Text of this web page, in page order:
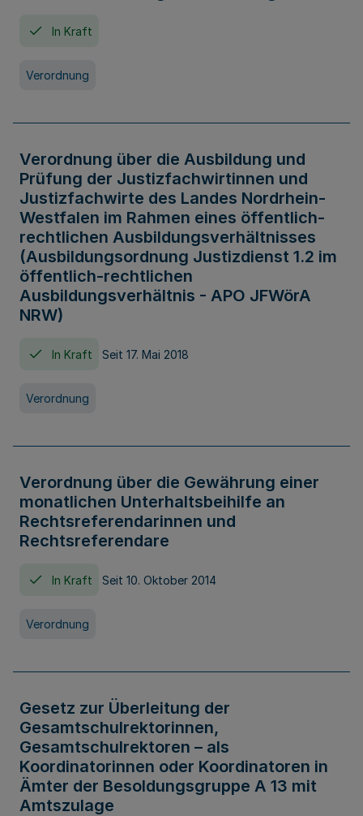
In Kraft
Verordnung
Verordnung über die Ausbildung und
Prüfung der Justizfachwirtinnen und
Justizfachwirte des Landes Nordrhein-
Westfalen im Rahmen eines öffentlich-
rechtlichen Ausbildungsverhältnisses
(Ausbildungsordnung Justizdienst 1.2 im
öffentlich-rechtlichen
Ausbildungsverhältnis - APO JFWörA
NRW)
In Kraft Seit 17. Mai 2018
Verordnung
Verordnung über die Gewährung einer
monatlichen Unterhaltsbeihilfe an
Rechtsreferendarinnen und
Rechtsreferendare
In Kraft Seit 10. Oktober 2014
Verordnung
Gesetz zur Überleitung der
Gesamtschulrektorinnen,
Gesamtschulrektoren – als
Koordinatorinnen oder Koordinatoren in
Ämter der Besoldungsgruppe A 13 mit
Amtszulage